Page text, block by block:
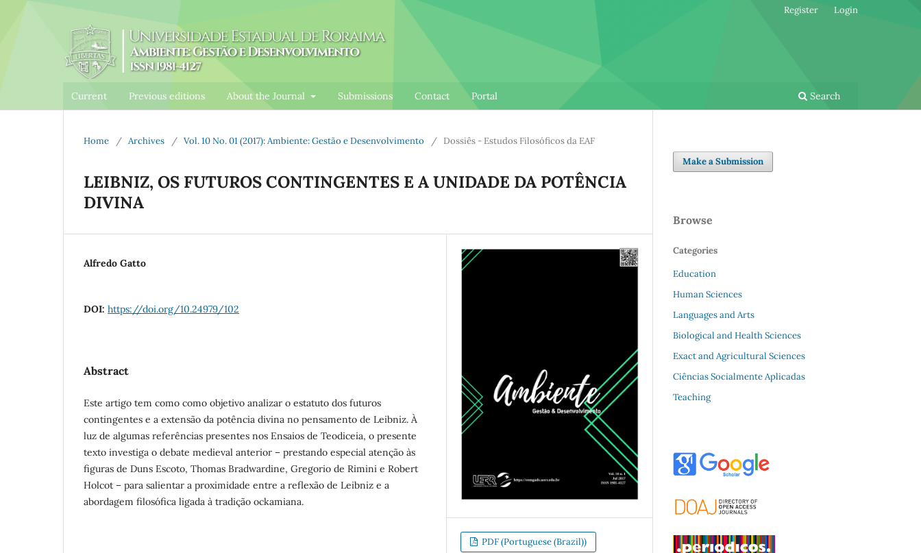
Current Previous editions About the Journal Submissions Contact Portal Search
Register Login
Home / Archives / Vol. 10 No. 01 (2017): Ambiente: Gestão e Desenvolvimento / Dossiês - Estudos Filosóficos da EAF
LEIBNIZ, OS FUTUROS CONTINGENTES E A UNIDADE DA POTÊNCIA
DIVINA
Alfredo Gatto
DOI: https://doi.org/10.24979/102
Abstract
Este artigo tem como como objetivo analizar o estatuto dos futuros
contingentes e a extensão da potência divina no pensamento de Leibniz. À
luz de algumas referências presentes nos Ensaios de Teodiceia, o presente
texto investiga o debate medieval anterior – prestando especial atenção às
figuras de Duns Escoto, Thomas Bradwardine, Gregorio de Rimini e Robert
Holcot – para salientar a proximidade entre a reflexão de Leibniz e a
abordagem filosófica ligada à tradição ockamiana.
PDF (Portuguese (Brazil))
Make a Submission
Browse
Categories
Education
Human Sciences
Languages and Arts
Biological and Health Sciences
Exact and Agricultural Sciences
Ciências Socialmente Aplicadas
Teaching